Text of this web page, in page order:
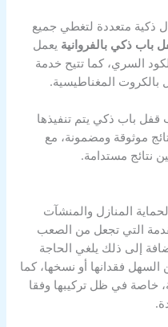
ذكية متعددة لتغطي جميع
باب ذكي بالفروانية يعمل
السري، كما تتيح خدمة
بالكروت المغناطيسية.
باب ذكي يتم تنفيذها
موثوقة ومضمونة، مع
نتائج مستدامة.
المنازل والمنشآت
التي تجعل من الصعب
إلى ذلك يلغي الحاجة
السهل فقدانها أو نسخها، كما
خاصة في ظل تركيبها وفقا